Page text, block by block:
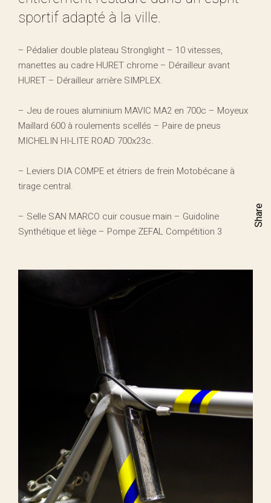
sportif adapté à la ville.
– Pédalier double plateau Stronglight – 10 vitesses,
manettes au cadre HURET chrome – Dérailleur avant
HURET – Dérailleur arrière SIMPLEX.
– Jeu de roues aluminium MAVIC MA2 en 700c – Moyeux
Maillard 600 à roulements scellés – Paire de pneus
MICHELIN HI-LITE ROAD 700x23c.
– Leviers DIA COMPE et étriers de frein Motobécane à
tirage central.
– Selle SAN MARCO cuir cousue main – Guidoline
Synthétique et liège – Pompe ZEFAL Compétition 3
Share